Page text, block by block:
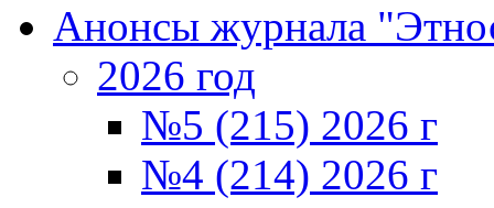
Анонсы журнала
2026 год
№5 (215) 2026 г
№4 (214) 2026 г